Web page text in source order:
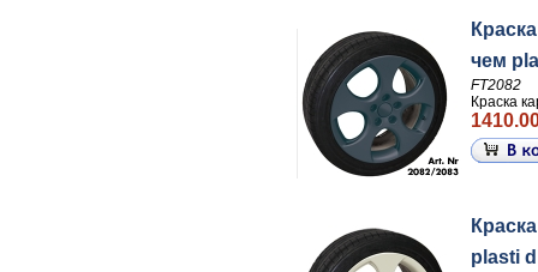
чем
FT2082
Краска
plasti